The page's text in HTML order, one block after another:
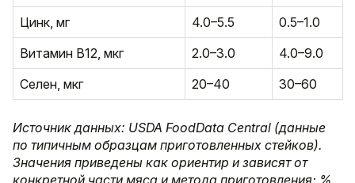
Цинк, мг
4.0–5.5
0.5–1.0
Витамин B12, мкг
2.0–3.0
4.0–9.0
Селен, мкг
20–40 30–60
Источник данных: USDA FoodData Central (данные
по типичным образцам приготовленных стейков).
Значения приведены как ориентир и зависят от